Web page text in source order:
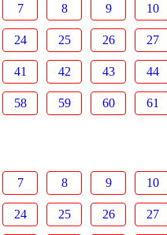
7 8 9 10
24 25 26 27
41 42 43 44
58 59 60 61
7 8 9 10
24 25 26 27